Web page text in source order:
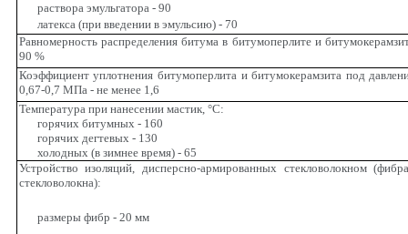
раствора эмульгатора - 90
латекса (при введении в эмульсию) - 70
Равномерность распределения битума в битумоперлите и
90 %
Коэффициент уплотнения битумоперлита и битумокерамзита под
0,67-0,7 МПа - не менее 1,6
Температура при нанесении мастик, °С:
горячих битумных - 160
горячих дегтевых - 130
холодных (в зимнее время) - 65
Устройство изоляций, дисперсно-армированных стекловолокном
стекловолокна):
размеры фибр - 20 мм